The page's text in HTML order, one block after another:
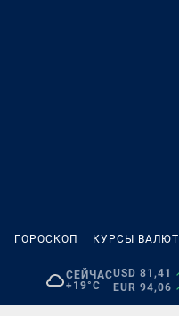
ГОРОСКОП КУРСЫ ВАЛЮТ
СЕЙЧАС
+19°C
USD 81,41
EUR 94,06